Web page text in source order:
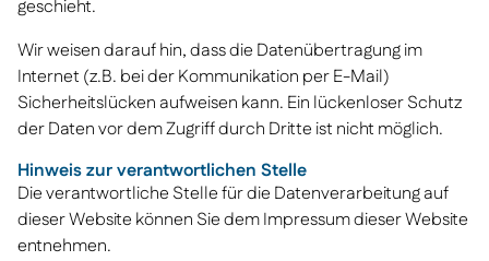
geschieht.
Wir weisen darauf hin, dass die Datenübertragung im
Internet (z.B. bei der Kommunikation per E-Mail)
Sicherheitslücken aufweisen kann. Ein lückenloser Schutz
der Daten vor dem Zugriff durch Dritte ist nicht möglich.
Hinweis zur verantwortlichen Stelle
Die verantwortliche Stelle für die Datenverarbeitung auf
dieser Website können Sie dem Impressum dieser Website
entnehmen.